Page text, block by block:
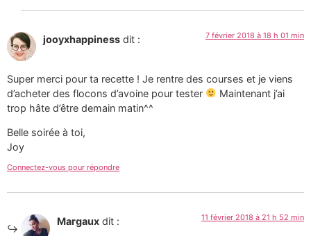
jooyxhappiness dit : 7 février 2018 à 18 h 01 min
Super merci pour ta recette ! Je rentre des courses et je viens
d’acheter des flocons d’avoine pour tester
Maintenant j’ai
trop hâte d’être demain matin^^
Belle soirée à toi,
Joy
Connectez-vous pour répondre
Margaux dit : 11 février 2018 à 21 h 52 min